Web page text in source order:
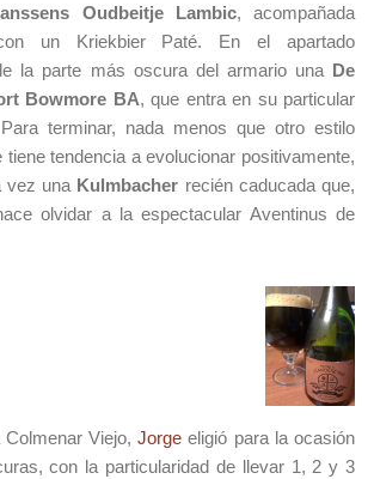
Oudbeitje Lambic, acompañada
con un Kriekbier Paté. En el apartado
la parte más oscura del armario una De
Bowmore BA, que entra en su particular
terminar, nada menos que otro estilo
tendencia a evolucionar positivamente,
vez una Kulmbacher recién caducada que,
olvidar a la espectacular Aventinus de
Viejo,Jorge eligió para la ocasión
con la particularidad de llevar 1, 2 y 3